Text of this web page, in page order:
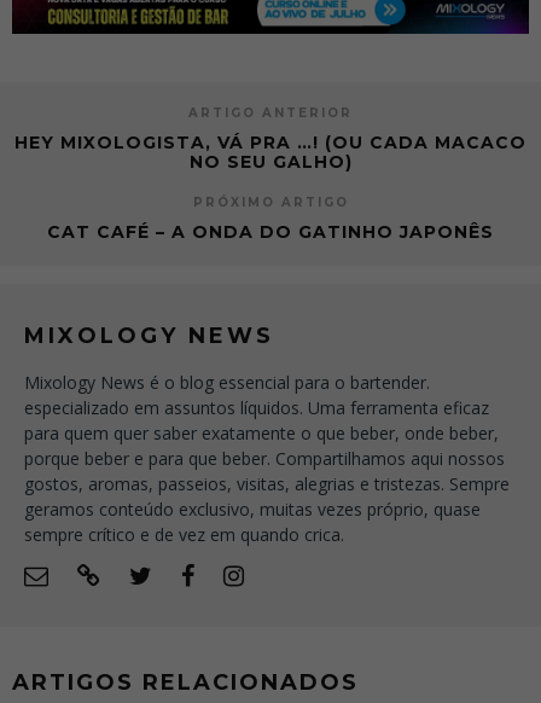
ARTIGO ANTERIOR
HEY MIXOLOGISTA, VÁ PRA …! (OU CADA MACACO
NO SEU GALHO)
PRÓXIMO ARTIGO
CAT CAFÉ – A ONDA DO GATINHO JAPONÊS
MIXOLOGY NEWS
Mixology News é o blog essencial para o bartender.
especializado em assuntos líquidos. Uma ferramenta eficaz
para quem quer saber exatamente o que beber, onde beber,
porque beber e para que beber. Compartilhamos aqui nossos
gostos, aromas, passeios, visitas, alegrias e tristezas. Sempre
geramos conteúdo exclusivo, muitas vezes próprio, quase
sempre crítico e de vez em quando crica.
ARTIGOS RELACIONADOS